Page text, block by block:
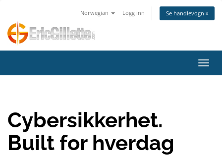
Norwegian Logg inn Se handlevogn »
Bytt
Cybersikkerhet.
Built for hverdag